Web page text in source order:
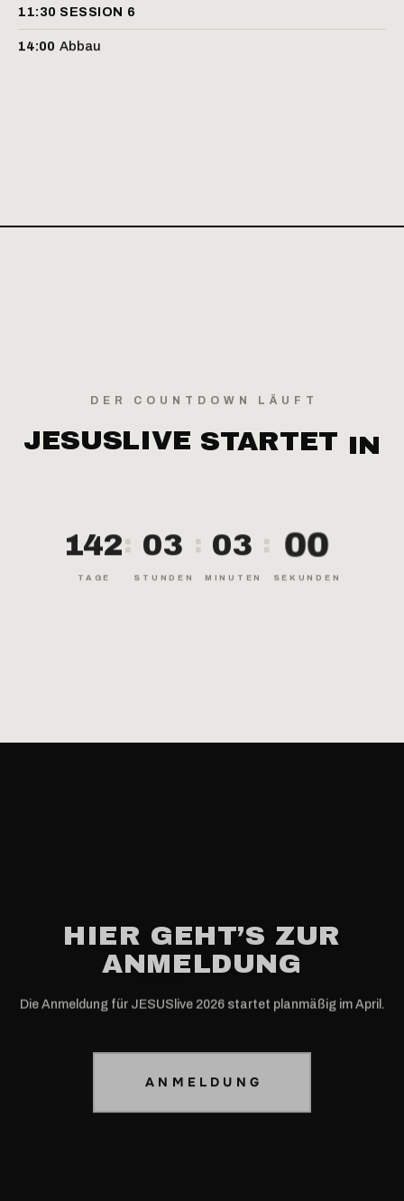
11:30 SESSION 6
14:00 Abbau
DER COUNTDOWN LÄUFT
JESUSLIVE STARTET IN
142
TAGE
: 03
STUNDEN
: 03
MINUTEN
: 00
SEKUNDEN
HIER GEHT’S ZUR
ANMELDUNG
Die Anmeldung für JESUSlive 2026 startet planmäßig im April.
ANMELDUNG